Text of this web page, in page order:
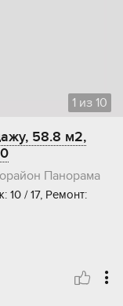
1 из 10
58.8 м2,
Панорама
/ 17, Ремонт: